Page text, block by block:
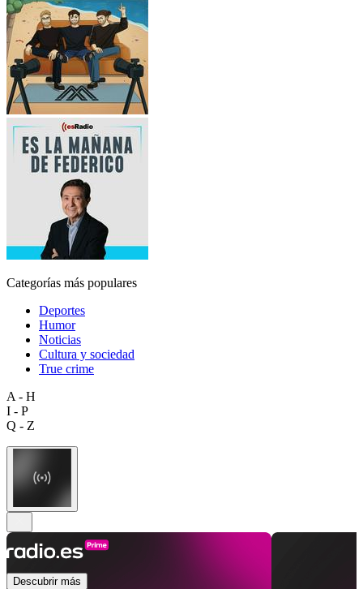
Categorías más populares
Deportes
Humor
Noticias
Cultura y sociedad
True crime
A - H
I - P
Q - Z
Descubrir más